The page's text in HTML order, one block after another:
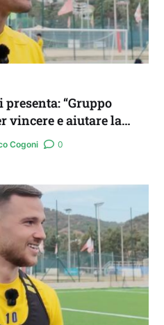
“Gruppo
vincere e aiutare la
a Romario”
Cogoni 0